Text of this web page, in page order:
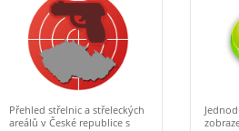
Přehled střelnic a střeleckých
areálů v České republice s